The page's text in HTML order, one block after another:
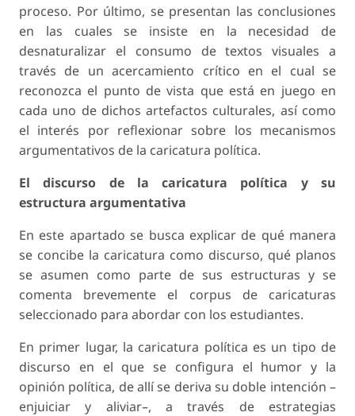
proceso. Por último, se presentan las conclusiones
en las cuales se insiste en la necesidad de
desnaturalizar el consumo de textos visuales a
través de un acercamiento crítico en el cual se
reconozca el punto de vista que está en juego en
cada uno de dichos artefactos culturales, así como
el interés por reflexionar sobre los mecanismos
argumentativos de la caricatura política.
El discurso de la caricatura política y su
estructura argumentativa
En este apartado se busca explicar de qué manera
se concibe la caricatura como discurso, qué planos
se asumen como parte de sus estructuras y se
comenta brevemente el corpus de caricaturas
seleccionado para abordar con los estudiantes.
En primer lugar, la caricatura política es un tipo de
discurso en el que se configura el humor y la
opinión política, de allí se deriva su doble intención –
enjuiciar y aliviar–, a través de estrategias